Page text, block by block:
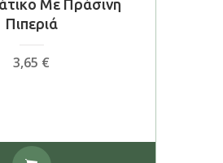
Με Πράσινη
Πιπεριά
3,65 €